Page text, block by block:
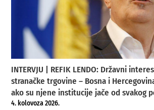
INTERVJU | REFIK LENDO: Državni
stranačke trgovine – Bosna i
ako su njene institucije jače od svakog
4. kolovoza 2026.